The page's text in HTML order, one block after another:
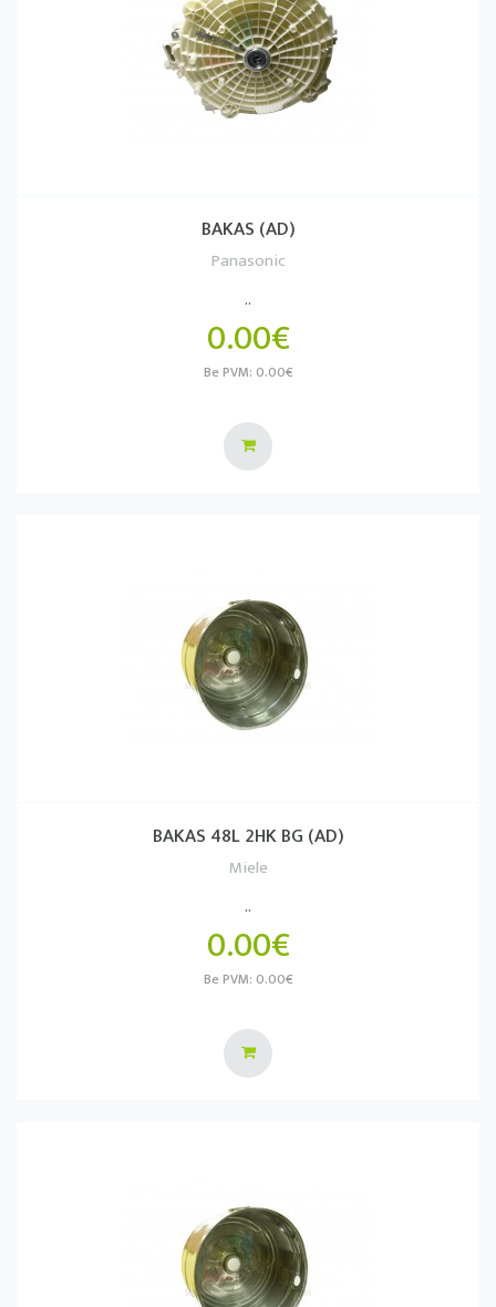
BAKAS (AD)
Panasonic
..
0.00€
Be PVM: 0.00€
BAKAS 48L 2HK BG (AD)
Miele
..
0.00€
Be PVM: 0.00€